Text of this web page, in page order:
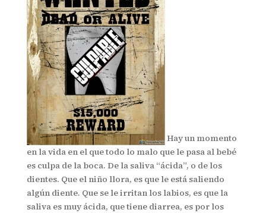
Hay un momento
en la vida en el que todo lo malo que le pasa al bebé
es culpa de la boca. De la saliva “ácida”, o de los
dientes. Que el niño llora, es que le está saliendo
algún diente. Que se le irritan los labios, es que la
saliva es muy ácida, que tiene diarrea, es por los